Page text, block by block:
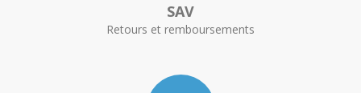
SAV
Retours et remboursements